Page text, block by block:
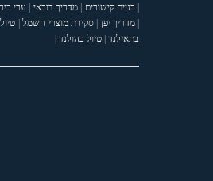
| בניית קישורים |מדריך דובאי | ערי
| מדריך יפן |סקירת מוצרי חשמל|
בתאילנד| טיול בהולנד |